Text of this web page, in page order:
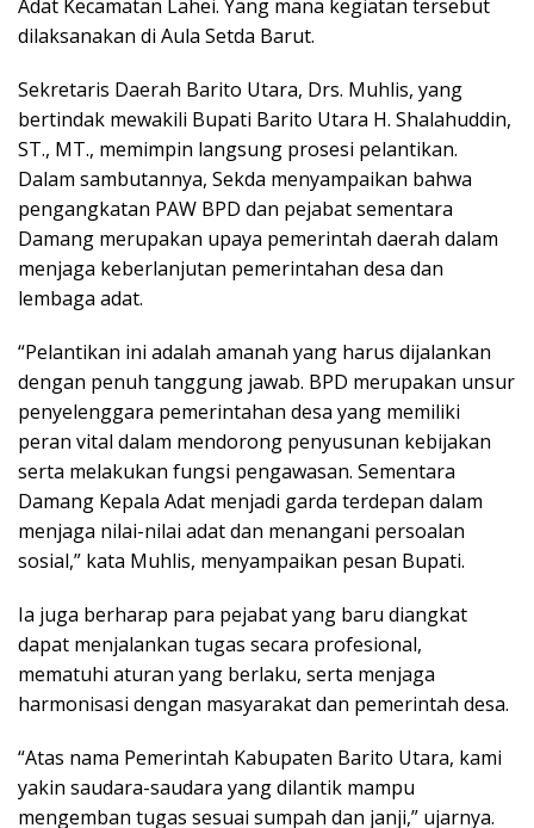
Adat Kecamatan Lahei. Yang mana kegiatan tersebut
dilaksanakan di Aula Setda Barut.
Sekretaris Daerah Barito Utara, Drs. Muhlis, yang
bertindak mewakili Bupati Barito Utara H. Shalahuddin,
ST., MT., memimpin langsung prosesi pelantikan.
Dalam sambutannya, Sekda menyampaikan bahwa
pengangkatan PAW BPD dan pejabat sementara
Damang merupakan upaya pemerintah daerah dalam
menjaga keberlanjutan pemerintahan desa dan
lembaga adat.
“Pelantikan ini adalah amanah yang harus dijalankan
dengan penuh tanggung jawab. BPD merupakan unsur
penyelenggara pemerintahan desa yang memiliki
peran vital dalam mendorong penyusunan kebijakan
serta melakukan fungsi pengawasan. Sementara
Damang Kepala Adat menjadi garda terdepan dalam
menjaga nilai-nilai adat dan menangani persoalan
sosial,” kata Muhlis, menyampaikan pesan Bupati.
Ia juga berharap para pejabat yang baru diangkat
dapat menjalankan tugas secara profesional,
mematuhi aturan yang berlaku, serta menjaga
harmonisasi dengan masyarakat dan pemerintah desa.
“Atas nama Pemerintah Kabupaten Barito Utara, kami
yakin saudara-saudara yang dilantik mampu
mengemban tugas sesuai sumpah dan janji,” ujarnya.